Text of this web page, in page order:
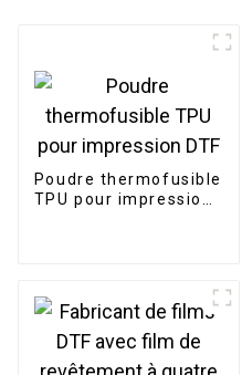
Poudre thermofusible
TPU pour impression